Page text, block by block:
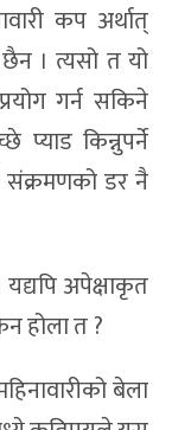
कप अर्थात्
। त्यसो त यो
गर्न सकिने
किन्नुपर्ने
डर नै
यद्यपि अपेक्षाकृत
होला त ?
बेला